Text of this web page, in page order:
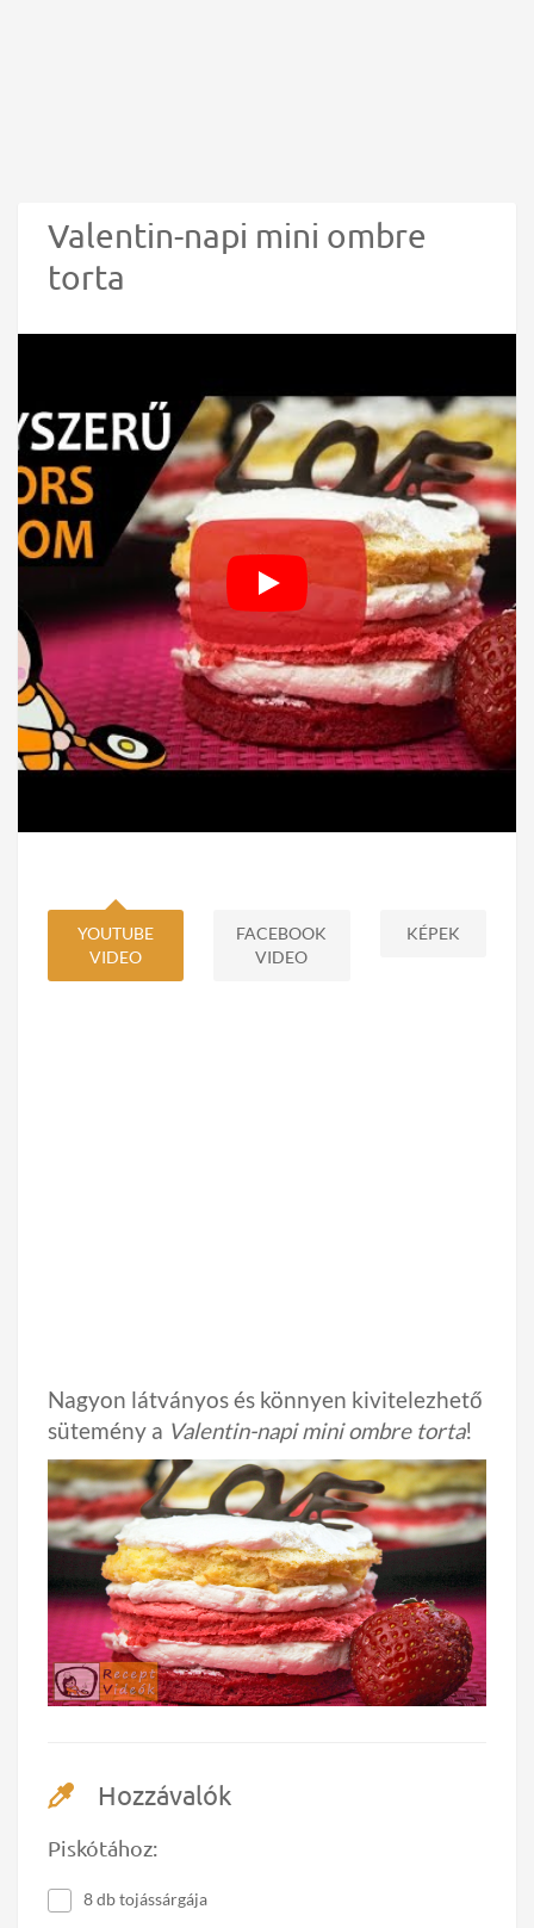
Valentin-napi mini ombre
torta
YOUTUBE
VIDEO
FACEBOOK
VIDEO
KÉPEK
Nagyon látványos és könnyen kivitelezhető
sütemény a Valentin-napi mini ombre torta!
Hozzávalók
Piskótához:
8 db tojássárgája